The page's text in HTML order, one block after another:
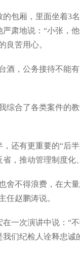
包厢，里面坐着3
肃地说：“小张，
良苦用心。
酒，公务接待不
综合了各类案件的
还有更重要的“后
，推动管理制度化
舍不得浪费，在大
任赵鹏涛说。
一次演讲中说：“
们纪检人诠释忠诚